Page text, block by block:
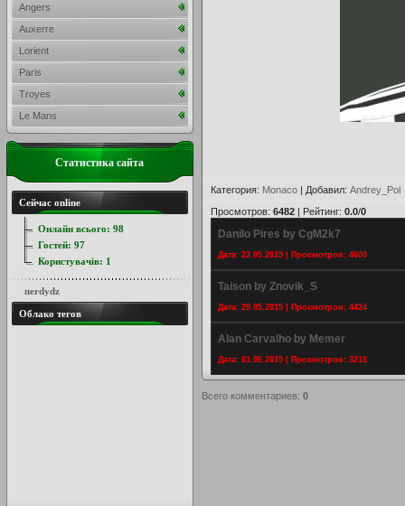
Категория: Monaco | Добавил: Andrey_Pol
Просмотров: 6482 | Рейтинг: 0.0/0
Danilo Pires by CgM2k7
Дата: 23.05.2015 | Просмотров: 4600
Taison by Znovik_S
Дата: 29.05.2015 | Просмотров: 4424
Alan Carvalho by Memer
Дата: 01.06.2015 | Просмотров: 3218
Всего комментариев: 0
Angers
Auxerre
Lorient
Paris
Troyes
Le Mans
Статистика сайта
Сейчас online
Онлайн всього: 98
Гостей: 97
Користувачів: 1
nerdydz
Облако тегов